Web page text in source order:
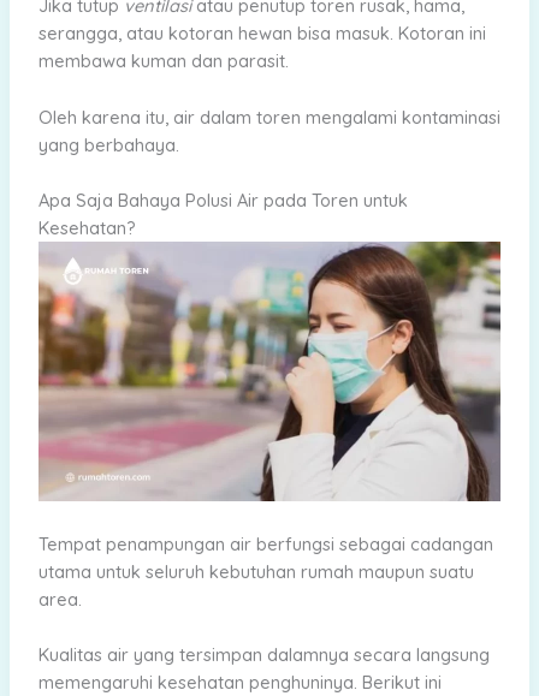
Jika tutup ventilasiatau penutup toren rusak, hama,
serangga, atau kotoran hewan bisa masuk. Kotoran ini
membawa kuman dan parasit.
Oleh karena itu, air dalam toren mengalami kontaminasi
yang berbahaya.
Apa Saja Bahaya Polusi Air pada Toren untuk
Kesehatan?
Tempat penampungan air berfungsi sebagai cadangan
utama untuk seluruh kebutuhan rumah maupun suatu
area.
Kualitas air yang tersimpan dalamnya secara langsung
memengaruhi kesehatan penghuninya. Berikut ini